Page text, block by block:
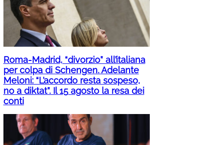
Roma-Madrid, “divorzio” all’italiana
per colpa di Schengen. Adelante
Meloni: “L’accordo resta sospeso,
no a diktat”. Il 15 agosto la resa dei
conti